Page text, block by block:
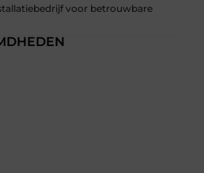
voor betrouwbare